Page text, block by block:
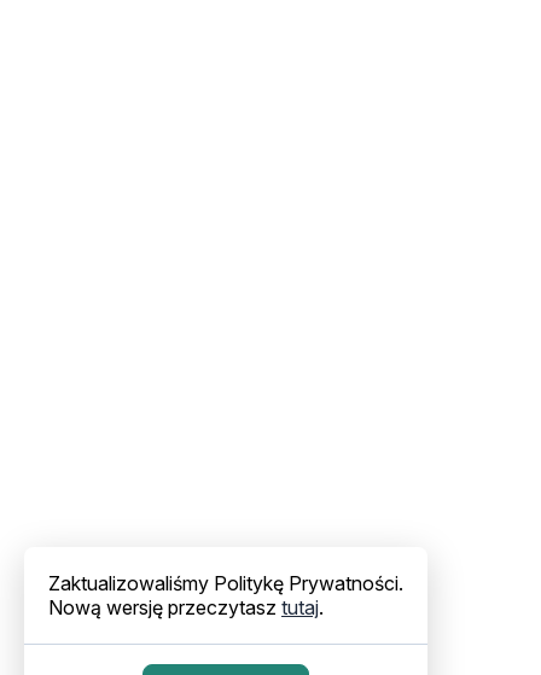
Zaktualizowaliśmy Politykę Prywatności.
Nową wersję przeczytasz tutaj.